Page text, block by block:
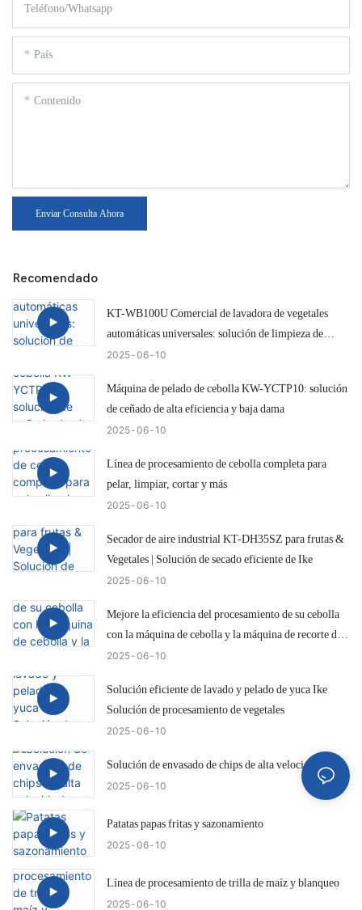
Teléfono/whatsapp
País
Contenido
Enviar Consulta Ahora
Recomendado
KT-WB100U Comercial de lavadora de vegetales
automáticas universales: solución de limpieza de
cebolla eficiente e inteligente
2025 06 10
Máquina de pelado de cebolla KW-YCTP10: solución
de ceñado de alta eficiencia y baja dama
2025 06 10
Línea de procesamiento de cebolla completa para
pelar, limpiar, cortar y más
2025 06 10
Secador de aire industrial KT-DH35SZ para frutas &
Vegetales | Solución de secado eficiente de Ike
2025 06 10
Mejore la eficiencia del procesamiento de su cebolla
con la máquina de cebolla y la máquina de recorte de
cola IKE KW-QG500
2025 06 10
Solución eficiente de lavado y pelado de yuca Ike
Solución de procesamiento de vegetales
2025 06 10
Solución de envasado de chips de alta velocidad
2025 06 10
Patatas papas fritas y sazonamiento
2025 06 10
Línea de procesamiento de trilla de maíz y blanqueo
2025 06 10